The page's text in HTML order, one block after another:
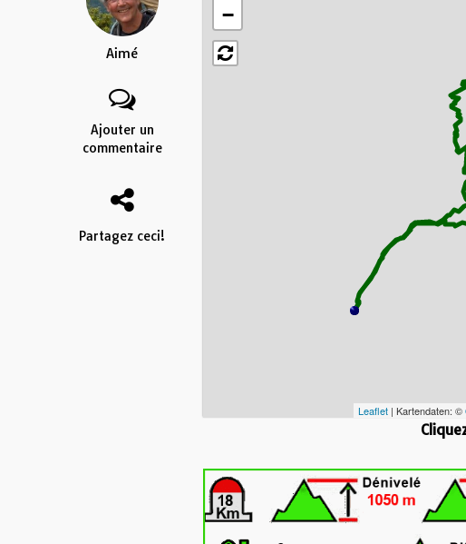
Aimé
Ajouter un
commentaire
Partagez ceci!
−
Leaflet | Kartendaten: ©
Cliquez sur la trace